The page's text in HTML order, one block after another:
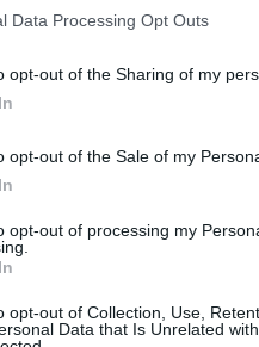
Data Processing Opt Outs
opt-out of the Sharing of my
opt-out of the Sale of my
opt-out of processing my
opt-out of Collection, Use,
Data that Is Unrelated